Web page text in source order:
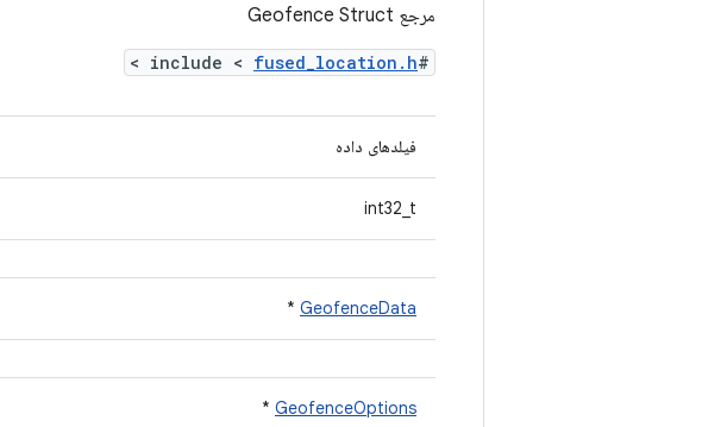
مرجع Geofence Struct
#include <
fused_location.h
>
فیلدهای داده
int32_t
GeofenceData
*
GeofenceOptions
*